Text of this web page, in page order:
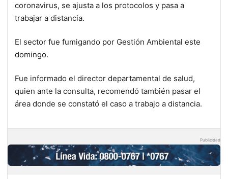
coronavirus, se ajusta a los protocolos y pasa a
trabajar a distancia.
El sector fue fumigando por Gestión Ambiental este
domingo.
Fue informado el director departamental de salud,
quien ante la consulta, recomendó también pasar el
área donde se constató el caso a trabajo a distancia.
Publicidad